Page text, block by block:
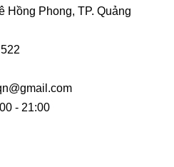
Hồng Phong, TP. Quảng
- 21:00